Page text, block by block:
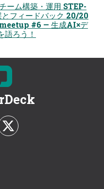
ーム構築・運用 STEP-
フィードバック 20/20
meetup #6 — 生成AI×デ
語ろう！